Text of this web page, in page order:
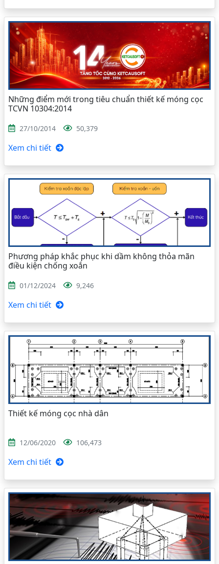
Những điểm mới trong tiêu chuẩn thiết kế móng cọc
TCVN 10304:2014
27/10/2014 50,379
Xem chi tiết
Phương pháp khắc phục khi dầm không thỏa mãn
điều kiện chống xoắn
01/12/2024 9,246
Xem chi tiết
Thiết kế móng cọc nhà dân
12/06/2020 106,473
Xem chi tiết